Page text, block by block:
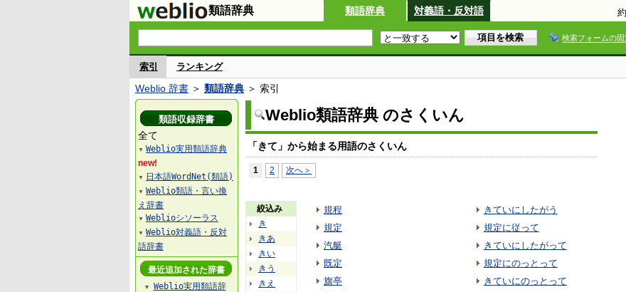
類語辞典 類語辞典 対義語・反対語
検索フォームの
索引 ランキング
Weblio 辞書 ＞ 類語辞典 ＞ 索引
Weblio類語辞典 のさくいん
「きて」から始まる用語のさくいん
1 2 次へ＞
絞込み
き
きあ
きい
きう
きえ
規程
規定
汽艇
既定
旗亭
きていにしたがう
規定に従って
きていにしたがって
規定にのっとって
きていにのっとって
類語収録辞書
全て
▼ Weblio実用類語辞典
new!
▼ 日本語WordNet(類語)
▼ Weblio類語・言い換
え辞書
▼ Weblioシソーラス
▼ Weblio対義語・反対
語辞書
最近追加された辞書
▼
Weblio実用類語辞